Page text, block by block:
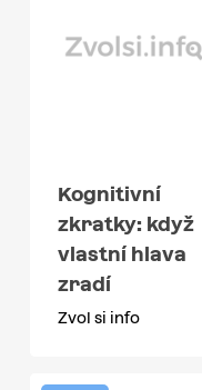
Kognitivní
zkratky: když
vlastní hlava
zradí
Zvol si info